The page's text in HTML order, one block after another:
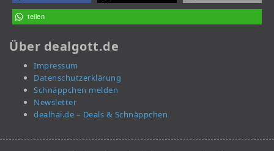
teilen
Über dealgott.de
Impressum
Datenschutzerklärung
Schnäppchen melden
Newsletter
dealhai.de – Deals & Schnäppchen